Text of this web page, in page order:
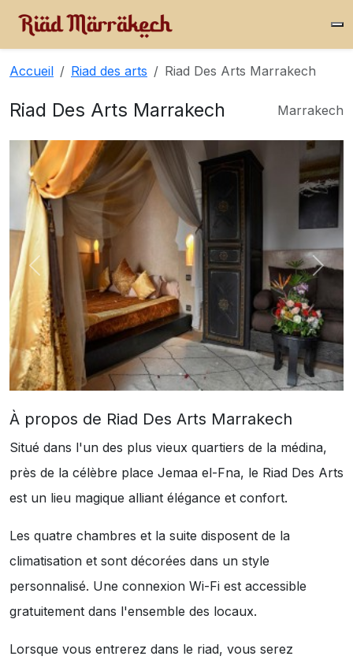
Accueil Riad des arts Riad Des Arts Marrakech
Riad Des Arts Marrakech Marrakech
À propos de Riad Des Arts Marrakech
Situé dans l'un des plus vieux quartiers de la médina,
près de la célèbre place Jemaa el-Fna, le Riad Des Arts
est un lieu magique alliant élégance et confort.
Les quatre chambres et la suite disposent de la
climatisation et sont décorées dans un style
personnalisé. Une connexion Wi-Fi est accessible
gratuitement dans l'ensemble des locaux.
Lorsque vous entrerez dans le riad, vous serez